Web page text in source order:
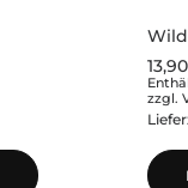
13,90
zzgl.